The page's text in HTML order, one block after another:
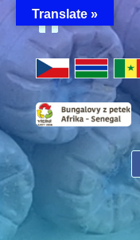

Translate »